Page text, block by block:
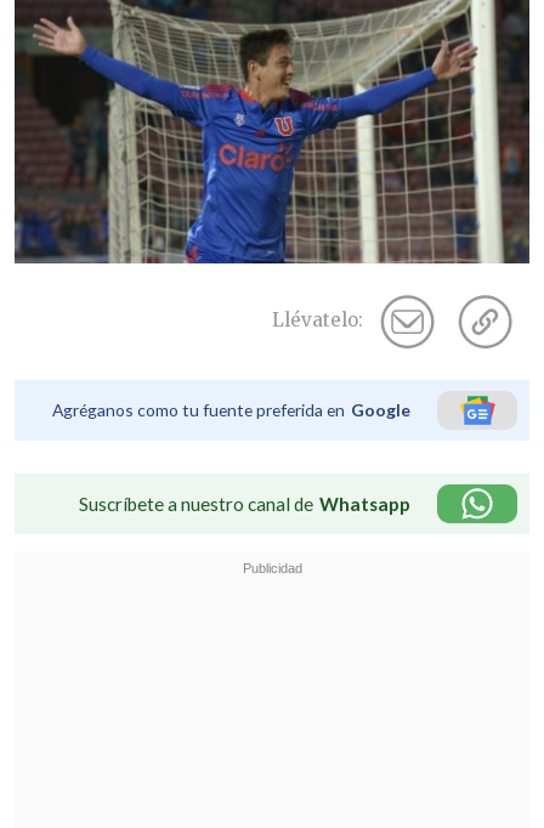
Llévatelo:
Agréganos como tu fuente preferida en Google
Suscríbete a nuestro canal de Whatsapp